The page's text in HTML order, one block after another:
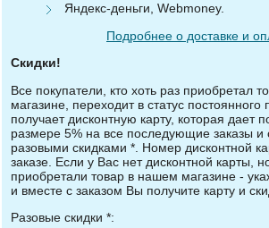
Яндекс-деньги, Webmoney.
Подробнее о доставке и
Скидки!
Все покупатели, кто хоть раз приобретал
магазине, переходит в статус постоянного
получает дисконтную карту, которая дает
размере 5% на все последующие заказы и
разовыми скидками *. Номер дисконтной
заказе. Если у Вас нет дисконтной карты,
приобретали товар в нашем магазине -
и вместе с заказом Вы получите карту и
Разовые скидки *: